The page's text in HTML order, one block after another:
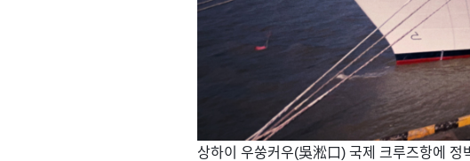
상하이 우쑹커우(吳淞口) 국제 크루즈항에